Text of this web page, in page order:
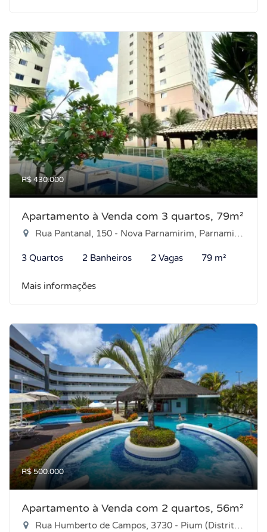
R$ 430.000
Apartamento à Venda com 3 quartos, 79m²
Rua Pantanal, 150 - Nova Parnamirim, Parnamirim-RN
3 Quartos 2 Banheiros 2 Vagas 79 m²
Mais informações
R$ 500.000
Apartamento à Venda com 2 quartos, 56m²
Rua Humberto de Campos, 3730 - Pium (Distrito Litoral), Parnamirim-RN